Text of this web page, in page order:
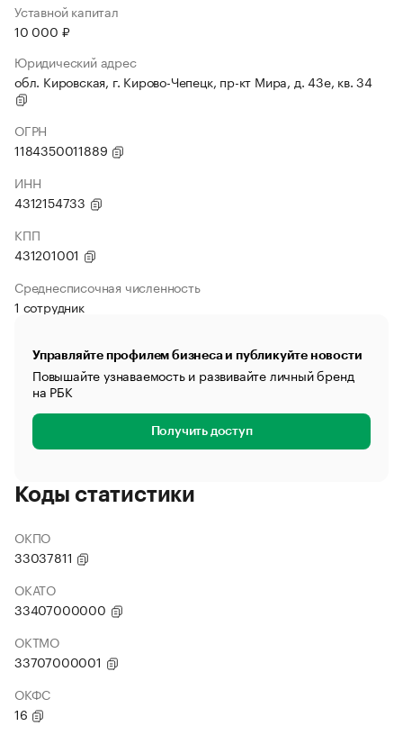
Уставной капитал
10 000 ₽
Юридический адрес
обл. Кировская, г. Кирово-Чепецк, пр-кт Мира, д. 43е, кв. 34
ОГРН
1184350011889
ИНН
4312154733
КПП
431201001
Среднесписочная численность
1 сотрудник
Управляйте профилем бизнеса и публикуйте новости
Повышайте узнаваемость и развивайте личный бренд
на РБК
Получить доступ
Коды статистики
ОКПО
33037811
ОКАТО
33407000000
ОКТМО
33707000001
ОКФС
16